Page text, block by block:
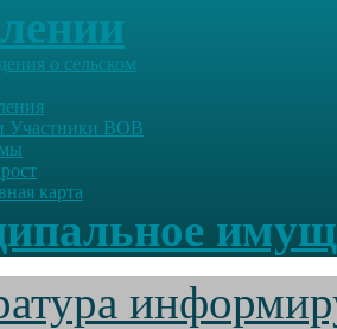
о сельском
Участники ВОВ
карта